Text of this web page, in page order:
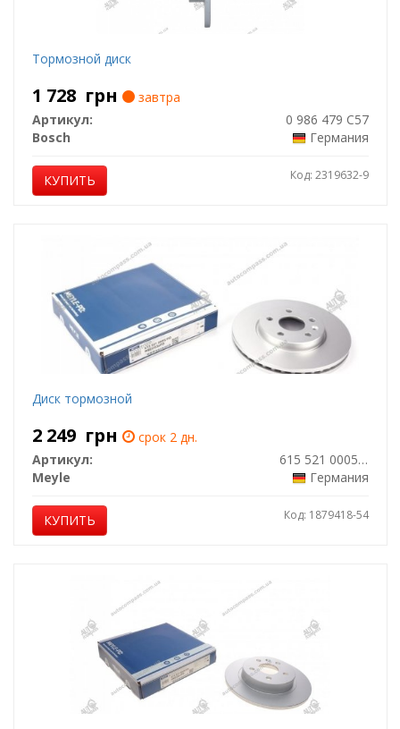
Тормозной диск
1 728 грн
завтра
Артикул:
0 986 479 C57
Bosch
Германия
КУПИТЬ Код: 2319632-9
Диск тормозной
2 249 грн
срок 2 дн.
Артикул:
615 521 0005/PD
Meyle
Германия
КУПИТЬ Код: 1879418-54